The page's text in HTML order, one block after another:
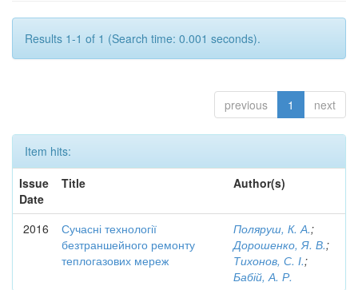
Results 1-1 of 1 (Search time: 0.001 seconds).
previous 1 next
Item hits:
Issue
Date
Title Author(s)
2016
Сучасні технології
безтраншейного ремонту
теплогазових мереж
Поляруш, К. А.;
Дорошенко, Я. В.;
Тихонов, С. І.;
Бабій, А. Р.